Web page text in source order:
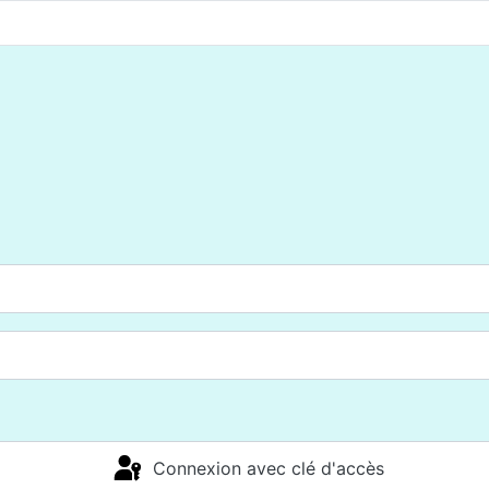
Connexion avec clé d'accès